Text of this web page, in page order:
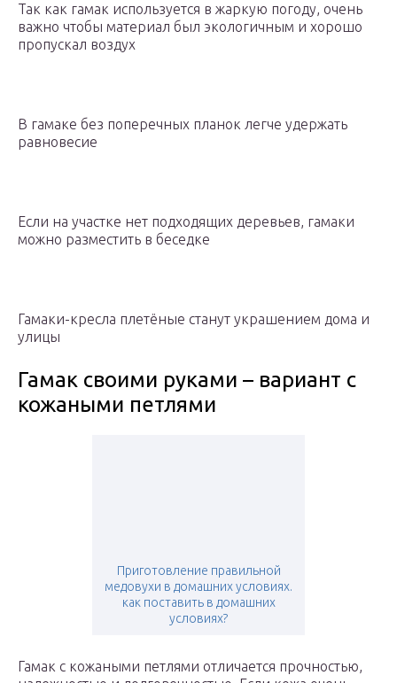
Так как гамак используется в жаркую погоду, очень
важно чтобы материал был экологичным и хорошо
пропускал воздух
В гамаке без поперечных планок легче удержать
равновесие
Если на участке нет подходящих деревьев, гамаки
можно разместить в беседке
Гамаки-кресла плетёные станут украшением дома и
улицы
Гамак своими руками – вариант с
кожаными петлями
Приготовление правильной
медовухи в домашних условиях.
как поставить в домашних
условиях?
Гамак с кожаными петлями отличается прочностью,